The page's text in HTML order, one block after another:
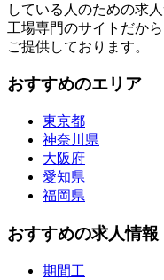
している人のための求人
工場専門のサイトだか
ご提供しております。
おすすめのエリア
東京都
神奈川県
大阪府
愛知県
福岡県
おすすめの求人情報
期間工